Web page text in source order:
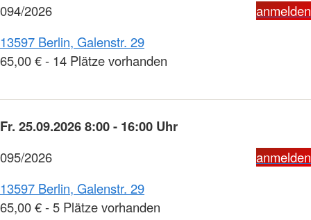
094/2026
anmelden
13597 Berlin, Galenstr. 29
65,00 € - 14 Plätze vorhanden
Fr. 25.09.2026 8:00 - 16:00 Uhr
095/2026
anmelden
13597 Berlin, Galenstr. 29
65,00 € - 5 Plätze vorhanden